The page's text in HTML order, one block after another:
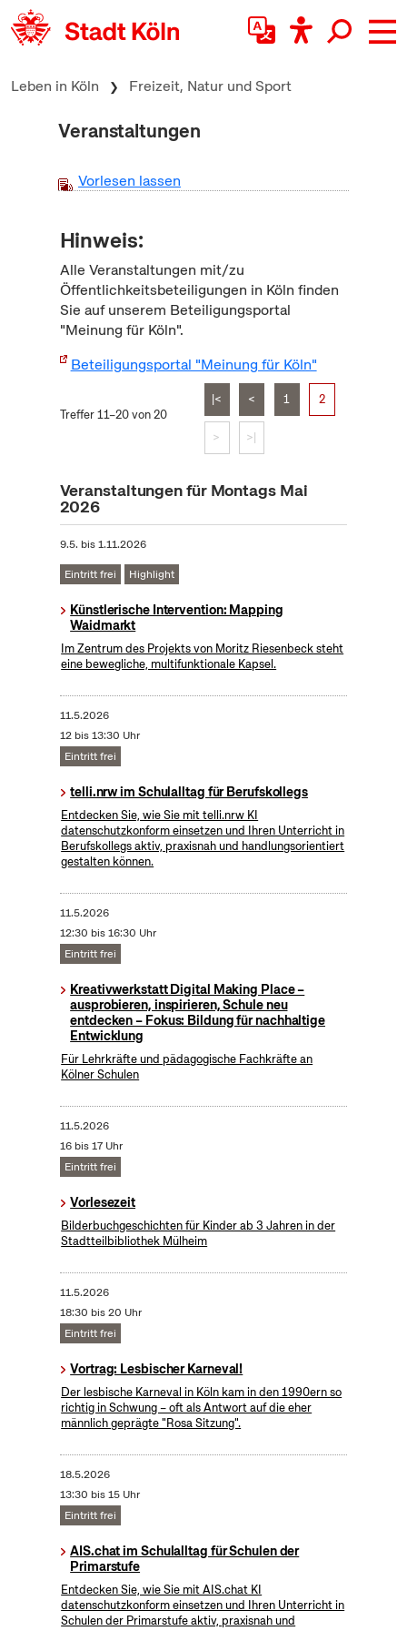
zum Inhalt springen
Leben in Köln Freizeit, Natur und Sport
Veranstaltungen
Vorlesen lassen
Hinweis:
Alle Veranstaltungen mit/zu
Öffentlichkeitsbeteiligungen in Köln finden
Sie auf unserem Beteiligungsportal
"Meinung für Köln".
Beteiligungsportal "Meinung für Köln"
Treffer 11–20 von 20
|< < 1 2
> >|
Veranstaltungen für Montags Mai
2026
9.5. bis1.11.2026
Eintritt frei Highlight
Künstlerische Intervention: Mapping
Waidmarkt
Im Zentrum des Projekts von Moritz Riesenbeck steht
eine bewegliche, multifunktionale Kapsel.
11.5.2026
12 bis 13:30 Uhr
Eintritt frei
telli.nrw im Schulalltag für Berufskollegs
Entdecken Sie, wie Sie mit telli.nrw KI
datenschutzkonform einsetzen und Ihren Unterricht in
Berufskollegs aktiv, praxisnah und handlungsorientiert
gestalten können.
11.5.2026
12:30 bis 16:30 Uhr
Eintritt frei
Kreativwerkstatt Digital Making Place –
ausprobieren, inspirieren, Schule neu
entdecken – Fokus: Bildung für nachhaltige
Entwicklung
Für Lehrkräfte und pädagogische Fachkräfte an
Kölner Schulen
11.5.2026
16 bis 17 Uhr
Eintritt frei
Vorlesezeit
Bilderbuchgeschichten für Kinder ab 3 Jahren in der
Stadtteilbibliothek Mülheim
11.5.2026
18:30 bis 20 Uhr
Eintritt frei
Vortrag: Lesbischer Karneval!
Der lesbische Karneval in Köln kam in den 1990ern so
richtig in Schwung – oft als Antwort auf die eher
männlich geprägte "Rosa Sitzung".
18.5.2026
13:30 bis 15 Uhr
Eintritt frei
AIS.chat im Schulalltag für Schulen der
Primarstufe
Entdecken Sie, wie Sie mit AIS.chat KI
datenschutzkonform einsetzen und Ihren Unterricht in
Schulen der Primarstufe aktiv, praxisnah und